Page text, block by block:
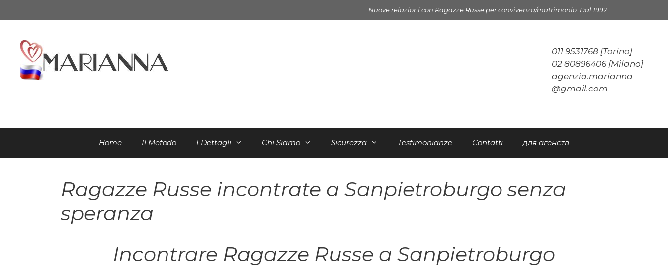
al
Nuove relazioni con Ragazze Russe per convivenza/matrimonio. Dal 1997
011 9531768 [Torino]
02 80896406 [Milano]
agenzia.marianna
@gmail.com
Home Il Metodo I Dettagli Chi Siamo Sicurezza Testimonianze Contatti для агенств
Ragazze Russe incontrate a Sanpietroburgo senza
speranza
Incontrare Ragazze Russe a Sanpietroburgo